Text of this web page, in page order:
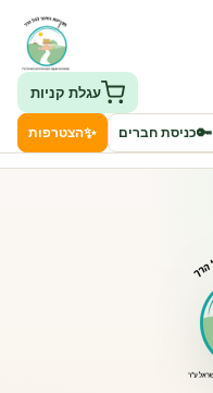
עגלת קניות
🔑כניסת חברים ✨הצטרפות